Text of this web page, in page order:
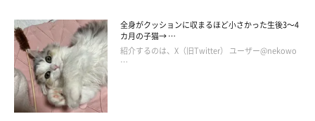
全身がクッションに収まるほど小さかった生後3～4
カ月の子猫→ …
紹介するのは、X（旧Twitter） ユーザー@nekowo
…